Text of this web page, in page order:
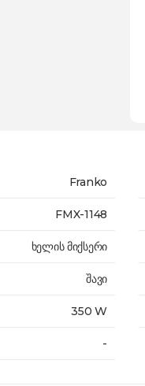
Franko
FMX-1148
ხელის მიქსერი
შავი
350 W
-